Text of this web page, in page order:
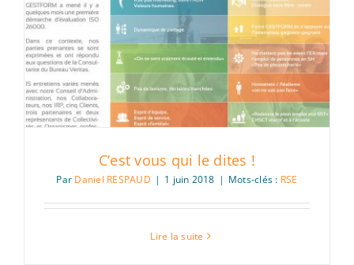
C’est vous qui le dites !
Par Daniel RESPAUD | 1 juin 2018 | Mots-clés : RSE
Lire la suite